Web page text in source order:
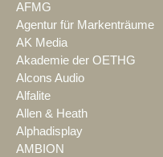
AFMG
Agentur für Markenträume
AK Media
Akademie der OETHG
Alcons Audio
Alfalite
Allen & Heath
Alphadisplay
AMBION